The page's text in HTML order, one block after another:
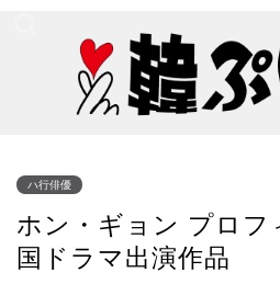
ハ行俳優
ホン・ギョン プロフ
国ドラマ出演作品